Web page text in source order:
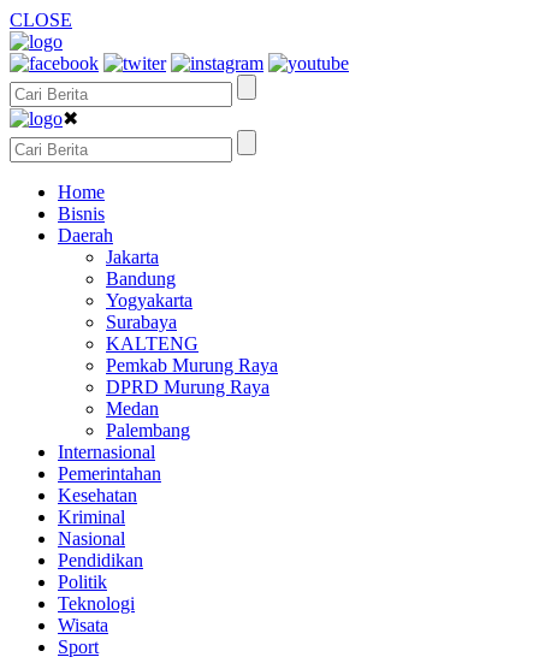
CLOSE
✖
Home
Bisnis
Daerah
Jakarta
Bandung
Yogyakarta
Surabaya
KALTENG
Pemkab Murung Raya
DPRD Murung Raya
Medan
Palembang
Internasional
Pemerintahan
Kesehatan
Kriminal
Nasional
Pendidikan
Politik
Teknologi
Wisata
Sport